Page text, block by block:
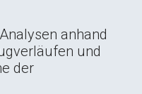
anhand
und
der